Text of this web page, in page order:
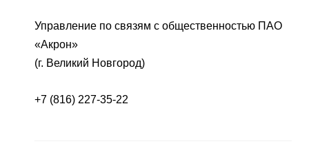
Управление по связям с общественностью ПАО
«Акрон»
(г. Великий Новгород)
+7 (816) 227-35-22